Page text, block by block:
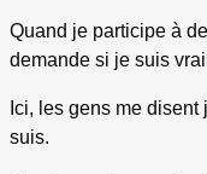
Quand je participe à
demande si je suis
Ici, les gens me
suis.